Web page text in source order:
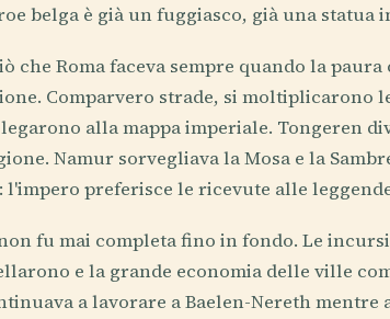
belga è già un fuggiasco, già una statua
che Roma faceva sempre quando la paura
Comparvero strade, si moltiplicarono
alla mappa imperiale. Tongeren
Namur sorvegliava la Mosa e la
l'impero preferisce le ricevute alle
fu mai completa fino in fondo. Le
e la grande economia delle ville
a lavorare a Baelen-Nereth